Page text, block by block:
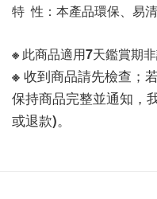
特  性：本產品環保、易
※ 此商品適用7天鑑賞期非
※ 收到商品請先檢查；
保持商品完整並通知，
或退款)。